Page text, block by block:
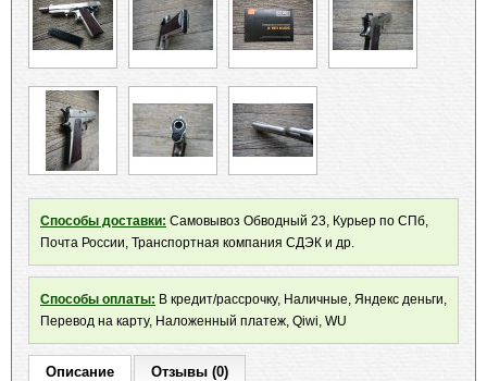
Способы доставки: Самовывоз Обводный 23, Курьер по СПб,
Почта России, Транспортная компания СДЭК и др.
Способы оплаты: В кредит/рассрочку, Наличные, Яндекс деньги,
Перевод на карту, Наложенный платеж, Qiwi, WU
Описание Отзывы (0)